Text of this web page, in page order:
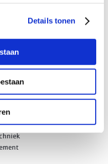
Details tonen
ze de
installaties stap voor
veel eindgebruikers